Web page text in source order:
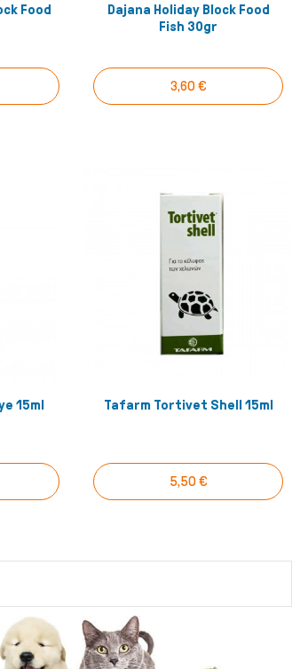
Food
Αγόρασέ το!
Dajana Holiday Block Food
Fish 30gr
3,60 €
15ml Αγόρασέ το!
Tafarm Tortivet Shell 15ml
5,50 €